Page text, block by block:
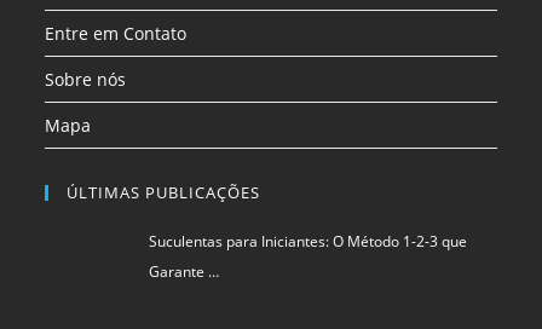
Entre em Contato
Sobre nós
Mapa
ÚLTIMAS PUBLICAÇÕES
Suculentas para Iniciantes: O Método 1-2-3 que
Garante …